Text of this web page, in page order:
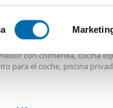
características
y establezca
consentimiento en
con chimenea, cocina
para el coche, piscina